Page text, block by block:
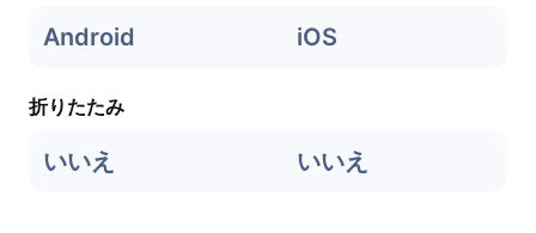
Android iOS
折りたたみ
いいえ いいえ